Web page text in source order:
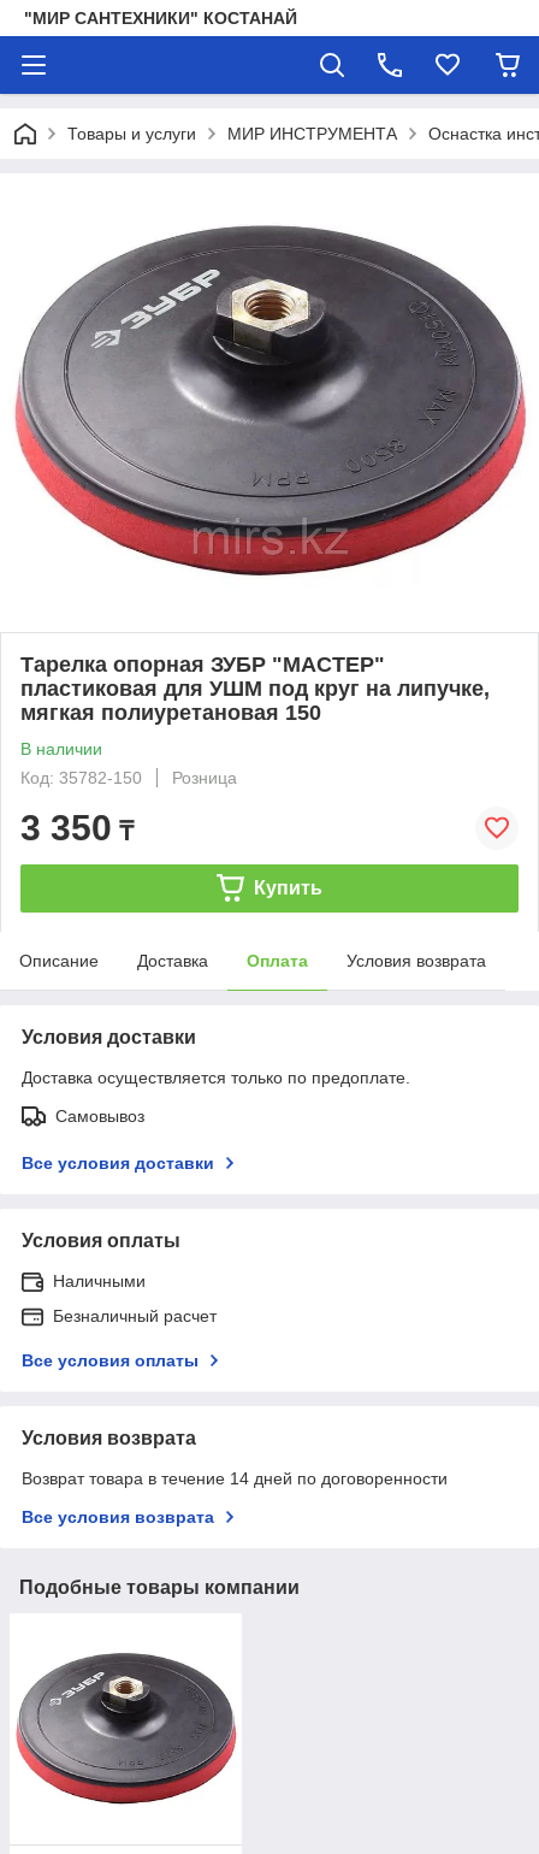
"МИР САНТЕХНИКИ" КОСТАНАЙ
Товары и услуги МИР ИНСТРУМЕНТА Оснастка
Тарелка опорная ЗУБР "МАСТЕР"
пластиковая для УШМ под круг на липучке,
мягкая полиуретановая 150
В наличии
Код: 35782-150
Розница
3 350 ₸
Купить
Описание Доставка Оплата Условия возврата
Условия доставки
Доставка осуществляется только по предоплате.
Самовывоз
Все условия доставки
Условия оплаты
Наличными
Безналичный расчет
Все условия оплаты
Условия возврата
Возврат товара в течение 14 дней по договоренности
Все условия возврата
Подобные товары компании